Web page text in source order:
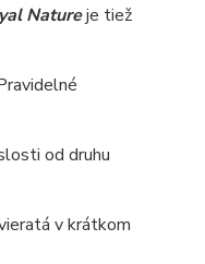
Natureje tiež
od druhu
v krátkom